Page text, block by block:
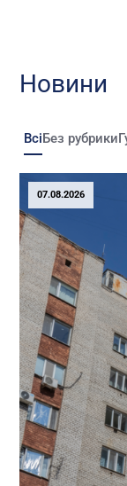
Новини
Всі Без рубрики
07.08.2026